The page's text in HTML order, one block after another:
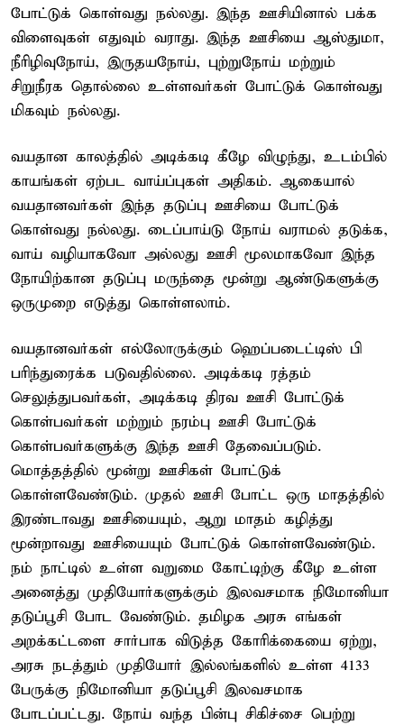
போட்டுக் கொள்வது நல்லது. இந்த ஊசியினால் பக்க
விளைவுகள் எதுவும் வராது. இந்த ஊசியை ஆஸ்துமா,
நீரிழிவுநோய், இருதயநோய், புற்றுநோய் மற்றும்
சிறுநீரக தொல்லை உள்ளவர்கள் போட்டுக் கொள்வது
மிகவும் நல்லது.
வயதான காலத்தில் அடிக்கடி கீழே விழுந்து, உடம்பில்
காயங்கள் ஏற்பட வாய்ப்புகள் அதிகம். ஆகையால்
வயதானவர்கள் இந்த தடுப்பு ஊசியை போட்டுக்
கொள்வது நல்லது. டைப்பாய்டு நோய் வராமல் தடுக்க,
வாய் வழியாகவோ அல்லது ஊசி மூலமாகவோ இந்த
நோயிற்கான தடுப்பு மருந்தை மூன்று ஆண்டுகளுக்கு
ஒருமுறை எடுத்து கொள்ளலாம்.
வயதானவர்கள் எல்லோருக்கும் ஹெப்படைட்டிஸ் பி
பரிந்துரைக்க படுவதில்லை. அடிக்கடி ரத்தம்
செலுத்துபவர்கள், அடிக்கடி திரவ ஊசி போட்டுக்
கொள்பவர்கள் மற்றும் நரம்பு ஊசி போட்டுக்
கொள்பவர்களுக்கு இந்த ஊசி தேவைப்படும்.
மொத்தத்தில் மூன்று ஊசிகள் போட்டுக்
கொள்ளவேண்டும். முதல் ஊசி போட்ட ஒரு மாதத்தில்
இரண்டாவது ஊசியையும், ஆறு மாதம் கழித்து
மூன்றாவது ஊசியையும் போட்டுக் கொள்ளவேண்டும்.
நம் நாட்டில் உள்ள வறுமை கோட்டிற்கு கீழே உள்ள
அனைத்து முதியோர்களுக்கும் இலவசமாக நிமோனியா
தடுப்பூசி போட வேண்டும். தமிழக அரசு எங்கள்
அறக்கட்டளை சார்பாக விடுத்த கோரிக்கையை ஏற்று,
அரசு நடத்தும் முதியோர் இல்லங்களில் உள்ள 4133
பேருக்கு நிமோனியா தடுப்பூசி இலவசமாக
போடப்பட்டது. நோய் வந்த பின்பு சிகிச்சை பெற்று